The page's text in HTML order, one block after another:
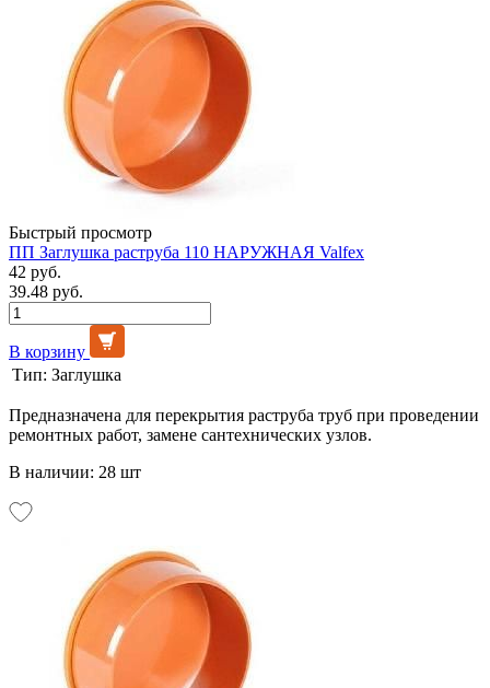
Быстрый просмотр
ПП Заглушка раструба 110 НАРУЖНАЯ Valfex
42 руб.
39.48 руб.
В корзину
Тип: Заглушка
Предназначена для перекрытия раструба труб при проведении
ремонтных работ, замене сантехнических узлов.
В наличии: 28 шт